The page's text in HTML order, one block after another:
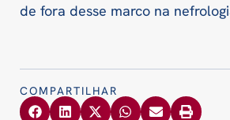
de fora desse marco na
COMPARTILHAR